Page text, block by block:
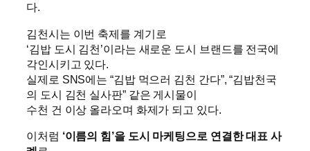
다.
김천시는 이번 축제를 계기로
‘김밥 도시 김천’이라는 새로운 도시 브랜드를 전국에
각인시키고 있다.
실제로 SNS에는 “김밥 먹으러 김천 간다”, “김밥천국
의 도시 김천 실사판” 같은 게시물이
수천 건 이상 올라오며 화제가 되고 있다.
이처럼 ‘이름의 힘’을 도시 마케팅으로 연결한 대표 사